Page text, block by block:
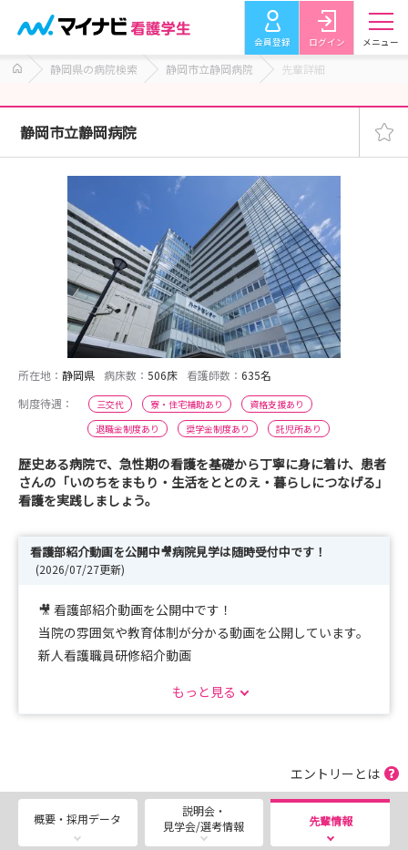
会員登録 ログイン メニュー
静岡県の病院検索 静岡市立静岡病院 先輩詳細
静岡市立静岡病院
所在地： 静岡県 病床数： 506床 看護師数： 635名
制度待遇：
三交代 寮・住宅補助あり
資格支援あり
退職金制度あり
奨学金制度あり 託児所あり
歴史ある病院で、急性期の看護を基礎から丁寧に身に着け、患者
さんの「いのちをまもり・生活をととのえ・暮らしにつなげる」
看護を実践しましょう。
看護部紹介動画を公開中🎥病院見学は随時受付中です！
(2026/07/27更新)
🎥 看護部紹介動画を公開中です！
当院の雰囲気や教育体制が分かる動画を公開しています。
新人看護職員研修紹介動画
現在、新しい動画も制作中です。ぜひご覧いただき、当院
平日の午後に病院見学を受け付けています。
ご希望に合わせて見学場所を調整いたしますので、お気軽
にお申し込みください。
もっと見る
エントリーとは
概要・採用データ
説明会・
見学会/選考情報
先輩情報